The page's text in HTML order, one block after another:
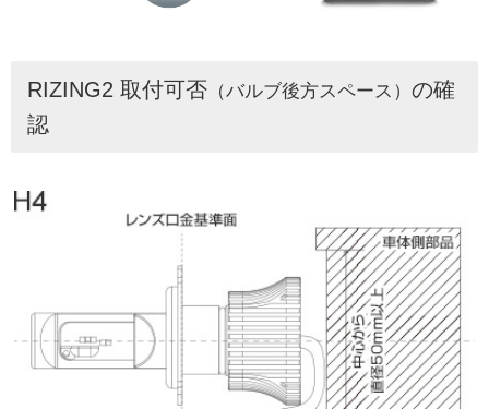
RIZING2 取付可否 （バルブ後方スペース） の確
認